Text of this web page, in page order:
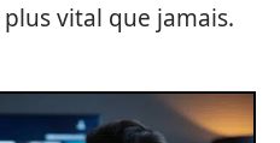
vital que jamais.